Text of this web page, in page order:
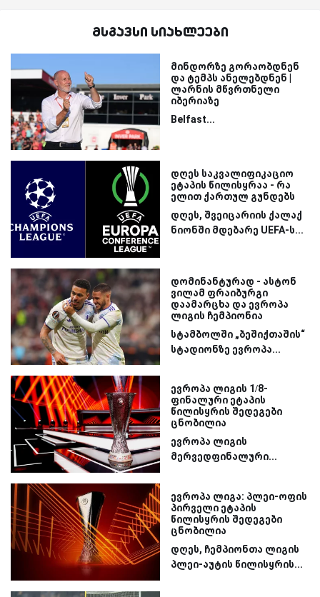
მსგავსი სიახლეები
მინდორზე გორაობდნენ
და ტემპს ანელებდნენ |
ლარნის მწვრთნელი
იბერიაზე
Belfast...
დღეს საკვალიფიკაციო
ეტაპის წილისყრაა - რა
ელით ქართულ გუნდებს
დღეს, შვეიცარიის ქალაქ
ნიონში მდებარე UEFA-ს...
დომინანტურად - ასტონ
ვილამ ფრაიბურგი
დაამარცხა და ევროპა
ლიგის ჩემპიონია
სტამბოლში „ბეშიქთაშის“
სტადიონზე ევროპა...
ევროპა ლიგის 1/8-
ფინალური ეტაპის
წილისყრის შედეგები
ცნობილია
ევროპა ლიგის
მერვედფინალური...
ევროპა ლიგა: პლეი-ოფის
პირველი ეტაპის
წილისყრის შედეგები
ცნობილია
დღეს, ჩემპიონთა ლიგის
პლეი-აუტის წილისყრის...